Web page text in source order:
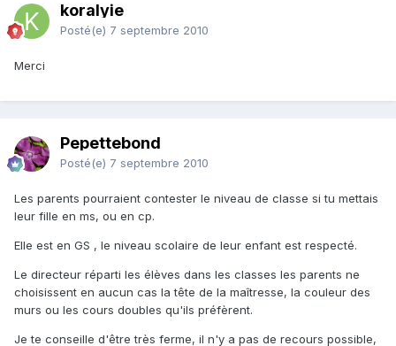
koralyie
Posté(e) 7 septembre 2010
Merci
Pepettebond
Posté(e) 7 septembre 2010
Les parents pourraient contester le niveau de classe si tu mettais
leur fille en ms, ou en cp.
Elle est en GS , le niveau scolaire de leur enfant est respecté.
Le directeur réparti les élèves dans les classes les parents ne
choisissent en aucun cas la tête de la maîtresse, la couleur des
murs ou les cours doubles qu'ils préfèrent.
Je te conseille d'être très ferme, il n'y a pas de recours possible,